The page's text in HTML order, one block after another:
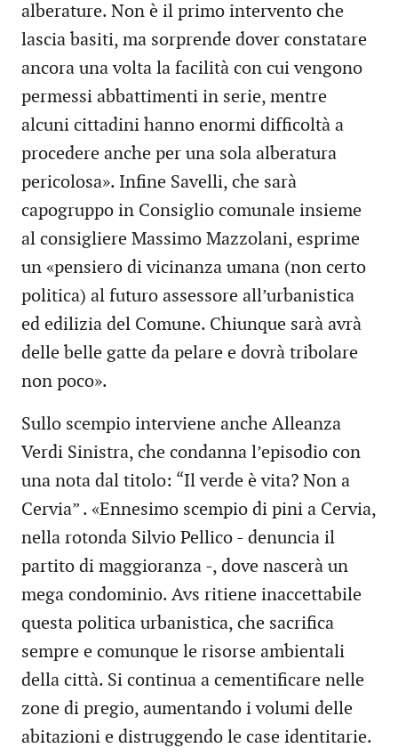
alberature. Non è il primo intervento che
lascia basiti, ma sorprende dover constatare
ancora una volta la facilità con cui vengono
permessi abbattimenti in serie, mentre
alcuni cittadini hanno enormi difficoltà a
procedere anche per una sola alberatura
pericolosa». Infine Savelli, che sarà
capogruppo in Consiglio comunale insieme
al consigliere Massimo Mazzolani, esprime
un «pensiero di vicinanza umana (non certo
politica) al futuro assessore all’urbanistica
ed edilizia del Comune. Chiunque sarà avrà
delle belle gatte da pelare e dovrà tribolare
non poco».
Sullo scempio interviene anche Alleanza
Verdi Sinistra, che condanna l’episodio con
una nota dal titolo: “Il verde è vita? Non a
Cervia” . «Ennesimo scempio di pini a Cervia,
nella rotonda Silvio Pellico - denuncia il
partito di maggioranza -, dove nascerà un
mega condominio. Avs ritiene inaccettabile
questa politica urbanistica, che sacrifica
sempre e comunque le risorse ambientali
della città. Si continua a cementificare nelle
zone di pregio, aumentando i volumi delle
abitazioni e distruggendo le case identitarie.